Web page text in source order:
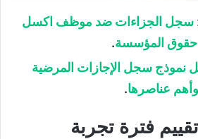
سجل الجزاءات ضد موظف اكسل
المؤسسة.
نموذج سجل الإجازات المرضية
عناصرها.
فترة تجربة